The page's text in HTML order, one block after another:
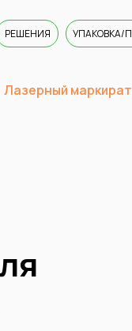
РЕШЕНИЯ УПАКОВКА/
Лазерный